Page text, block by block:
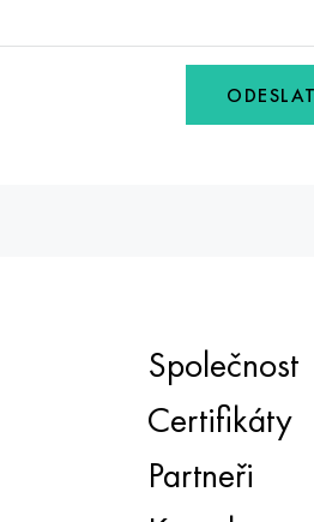
Společnost
Certifikáty
Partneři